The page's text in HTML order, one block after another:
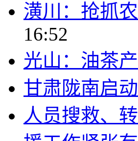
潢川：抢抓
16:52
光山：油茶
甘肃陇南启
人员搜救、